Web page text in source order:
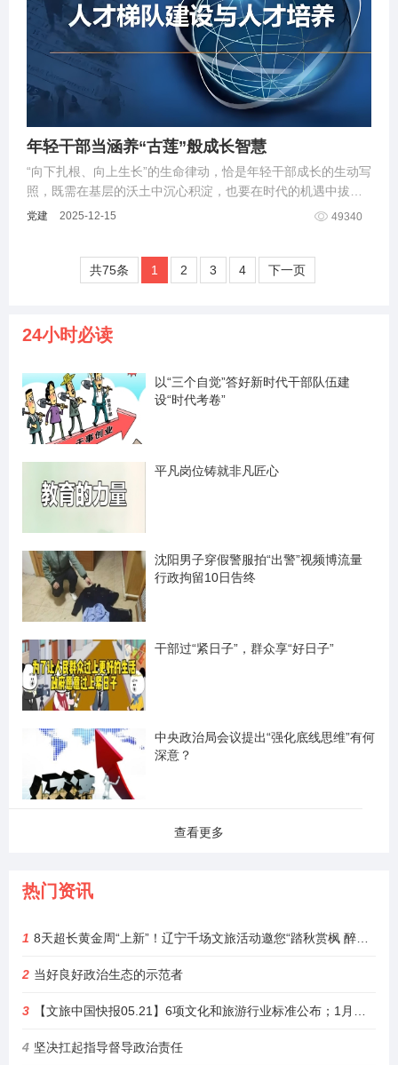
年轻干部当涵养“古莲”般成长智慧
“向下扎根、向上生长”的生命律动，恰是年轻干部成长的生动写
照，既需在基层的沃土中沉心积淀，也要在时代的机遇中拔节
生长，这是厚积薄发的成长规律，亦是奋发有为的主动选择。
党建 2025-12-15 49340
共75条 1 2 3 4 下一页
24小时必读
以“三个自觉”答好新时代干部队伍建
设“时代考卷”
平凡岗位铸就非凡匠心
沈阳男子穿假警服拍“出警”视频博流量
行政拘留10日告终
干部过“紧日子”，群众享“好日子”
中央政治局会议提出“强化底线思维”有何
深意？
查看更多
热门资讯
1 8天超长黄金周“上新”！辽宁千场文旅活动邀您“踏秋赏枫 醉游山海”
2 当好良好政治生态的示范者
3 【文旅中国快报05.21】6项文化和旅游行业标准公布；1月至4月全国铁路开行旅游列车增23%
4 坚决扛起指导督导政治责任